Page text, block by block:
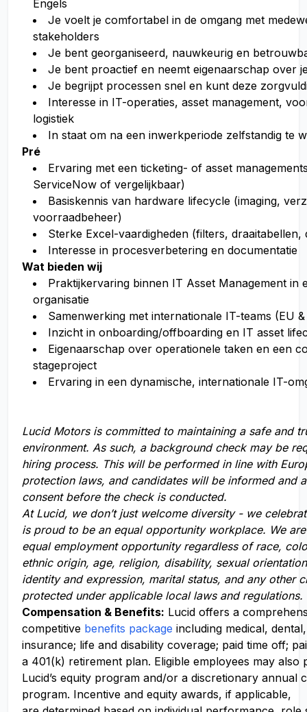
Engels
Je voelt je comfortabel in de omgang met
stakeholders
Je bent georganiseerd, nauwkeurig en
Je bent proactief en neemt eigenaarschap over
Je begrijpt processen snel en kunt deze
Interesse in IT-operaties, asset management,
logistiek
In staat om na een inwerkperiode zelfstandig te
Pré
Ervaring met een ticketing- of asset
ServiceNow of vergelijkbaar)
Basiskennis van hardware lifecycle (imaging,
voorraadbeheer)
Sterke Excel-vaardigheden (filters, draaitabellen,
Interesse in procesverbetering en documentatie
Wat bieden wij
Praktijkervaring binnen IT Asset Management in
organisatie
Samenwerking met internationale IT-teams (EU
Inzicht in onboarding/offboarding en IT asset
Eigenaarschap over operationele taken en een
stageproject
Ervaring in een dynamische, internationale IT-
Lucid Motors is committed to maintaining a safe and
environment. As such, a background check may be
hiring process. This will be performed in line with
protection laws, and candidates will be informed and
consent before the check is conducted.
At Lucid, we don’t just welcome diversity - we
is proud to be an equal opportunity workplace. We
equal employment opportunity regardless of race,
ethnic origin, age, religion, disability, sexual
identity and expression, marital status, and any other
protected under applicable local laws and regulations.
Compensation & Benefits: Lucid offers a
competitive benefits package including medical,
insurance; life and disability coverage; paid time off;
a 401(k) retirement plan. Eligible employees may also
Lucid’s equity program and/or a discretionary annual
program. Incentive and equity awards, if applicable,